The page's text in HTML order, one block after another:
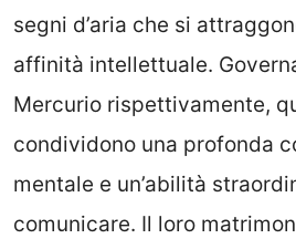
segni d’aria che si
affinità intellettuale.
Mercurio rispettivamente,
condividono una profonda
mentale e un’abilità
comunicare. Il loro